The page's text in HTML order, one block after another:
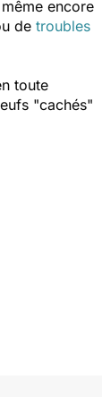
encore
de troubles
toute
"cachés"